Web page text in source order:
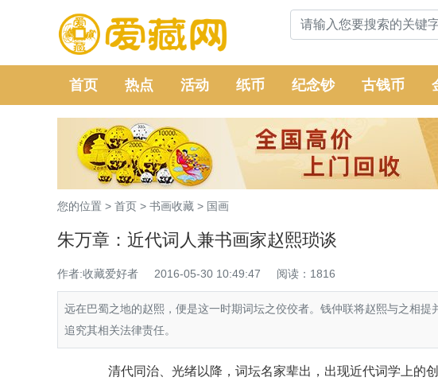
首页 热点 活动 纸币 纪念钞 古钱币
您的位置 > 首页 > 书画收藏 > 国画
朱万章：近代词人兼书画家赵熙琐谈
作者:收藏爱好者 2016-05-30 10:49:47 阅读：1816
远在巴蜀之地的赵熙，便是这一时期词坛之佼佼者。钱仲联将赵熙与之相
追究其相关法律责任。
清代同治、光绪以降，词坛名家辈出，出现近代词学上的